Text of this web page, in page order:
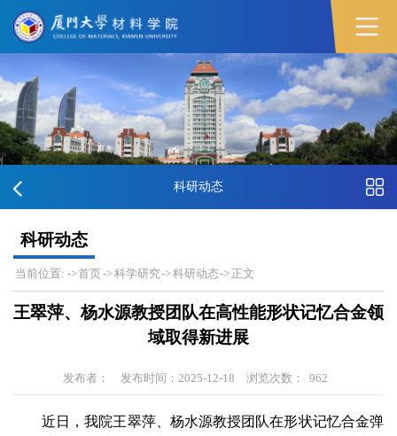
科研动态
科研动态
当前位置: ->首页 ->科学研究->科研动态-> 正文
王翠萍、杨水源教授团队在高性能形状记忆合金领
域取得新进展
发布者： 发布时间：2025-12-18 浏览次数： 962
近日，我院王翠萍、杨水源教授团队在形状记忆合金弹